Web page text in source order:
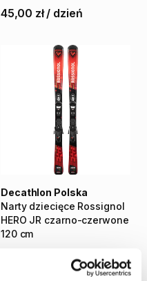
45,00 zł / dzień
Narty dziecięce Rossignol
HERO JR czarno-czerwone
120 cm
Decathlon Polska